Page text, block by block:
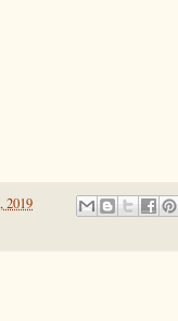
2019